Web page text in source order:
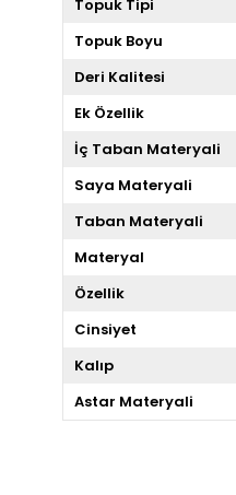
Topuk Tipi
Topuk Boyu
Deri Kalitesi
Ek Özellik
İç Taban Materyali
Saya Materyali
Taban Materyali
Materyal
Özellik
Cinsiyet
Kalıp
Astar Materyali